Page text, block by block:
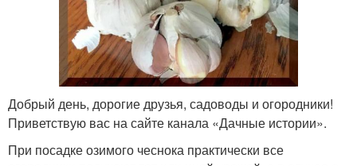
Добрый день, дорогие друзья, садоводы и огородники!
Приветствую вас на сайте канала «Дачные истории».
При посадке озимого чеснока практически все